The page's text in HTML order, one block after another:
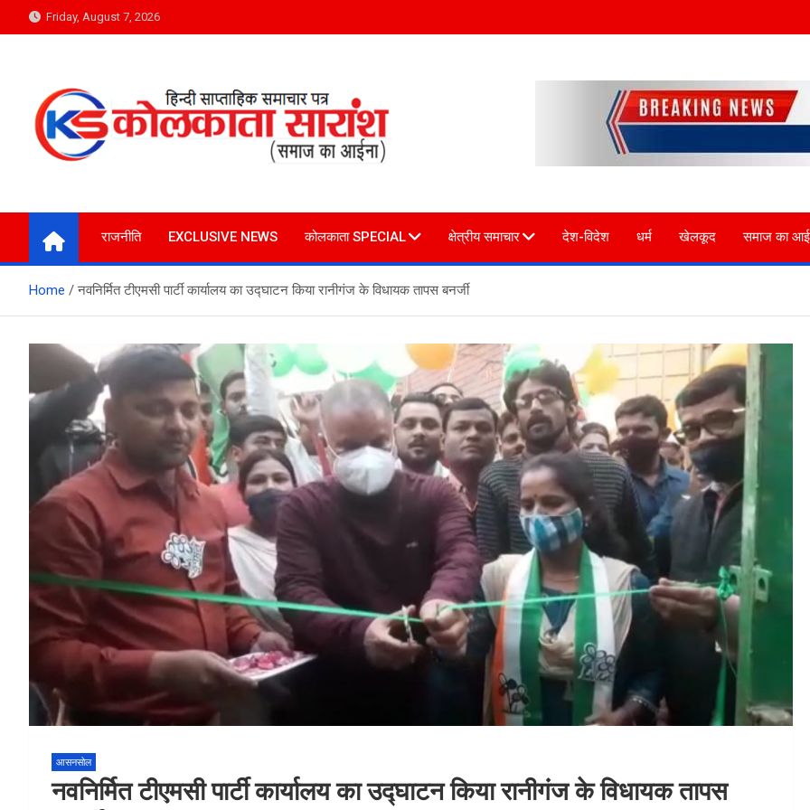
to
Friday, August 7, 2026
Kolkata Saransh News
राजनीति EXCLUSIVE NEWS कोलकाता SPECIAL क्षेत्रीय समाचार देश-विदेश धर्म खेलकूद समाज का
Home नवनिर्मित टीएमसी पार्टी कार्यालय का उद्घाटन किया रानीगंज के विधायक तापस बनर्जी
आसनसोल
नवनिर्मित टीएमसी पार्टी कार्यालय का उद्घाटन किया रानीगंज के विधायक तापस